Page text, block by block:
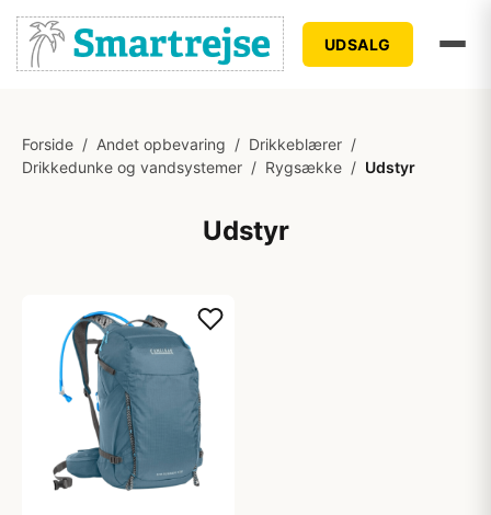
UDSALG
Forside / Andet opbevaring / Drikkeblærer /
Drikkedunke og vandsystemer / Rygsække / Udstyr
Udstyr